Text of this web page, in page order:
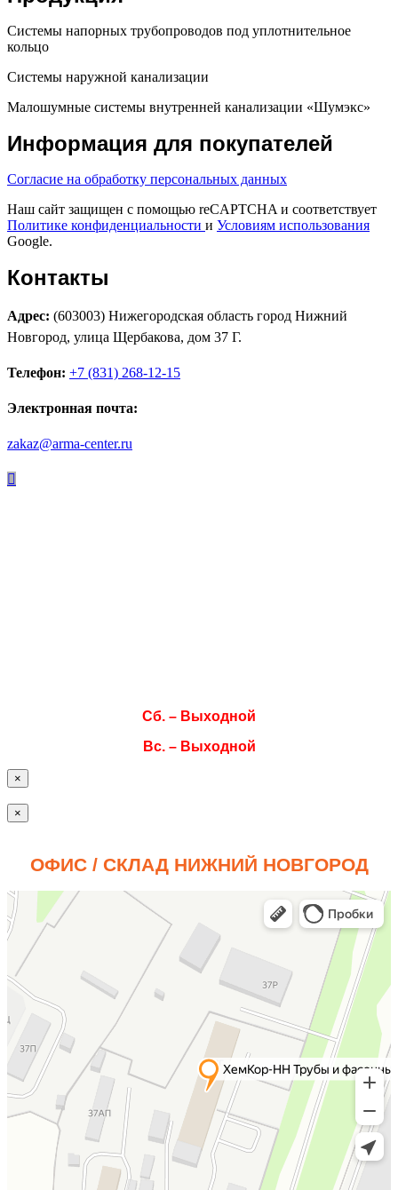
Системы напорных трубопроводов под уплотнительное
кольцо
Системы наружной канализации
Малошумные системы внутренней канализации «Шумэкс»
Информация для покупателей
Согласие на обработку персональных данных
Наш сайт защищен с помощью reCAPTCHA и соответствует
Политике конфиденциальности и Условиям использования
Google.
Контакты
Адрес: (603003) Нижегородская область город Нижний
Новгород, улица Щербакова, дом 37 Г.
Телефон: +7 (831) 268-12-15
Электронная почта:
zakaz@arma-center.ru
Сб. – Выходной
Вс. – Выходной
×
×
ОФИС / СКЛАД НИЖНИЙ НОВГОРОД